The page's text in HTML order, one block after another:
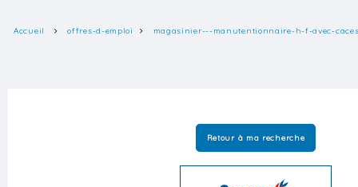
Accueil offres-d-emploi magasinier---manutentionnaire-h-f-avec-
Retour à ma recherche